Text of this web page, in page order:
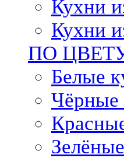
Кухни
Кухни
ПО
Белые
Чёрные